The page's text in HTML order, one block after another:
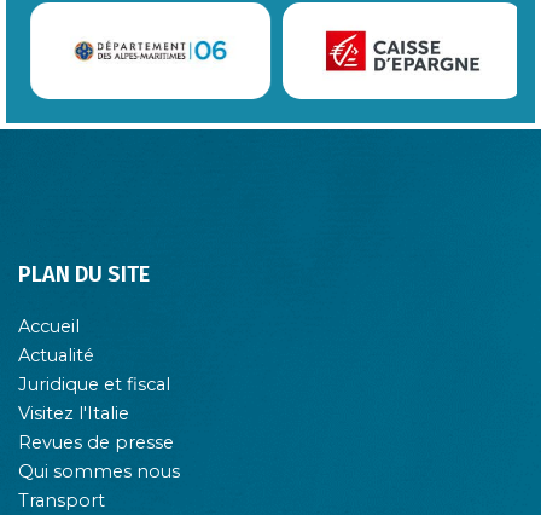
PLAN DU SITE
Accueil
Actualité
Juridique et fiscal
Visitez l'Italie
Revues de presse
Qui sommes nous
Transport